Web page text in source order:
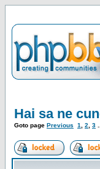
Hai sa ne
Goto page Previous 1 2 3